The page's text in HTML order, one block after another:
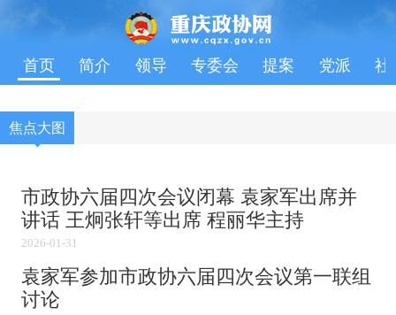
首页 简介 领导 专委会 提案 党派 社
焦点大图
市政协六届四次会议闭幕 袁家军出席并
讲话 王炯张轩等出席 程丽华主持
2026-01-31
袁家军参加市政协六届四次会议第一联组
讨论